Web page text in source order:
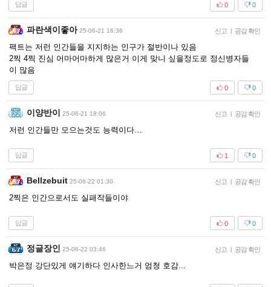
답글 0
0
파란색이좋아 25-06-21 16:36 신고 | 공감 확인
팩트는 저런 인간들을 지지하는 인구가 절반이나 있음
2찍 4찍 진심 어마어마하게 많은거 이게 맞니 싶을정도로 정신병자들
이 많음
답글 0
0
이양반이 25-06-21 18:06 신고 | 공감 확인
저런 인간들만 모으는것도 능력이다…
답글 0
1
Bellzebuit 25-06-22 01:30 신고 | 공감 확인
2찍은 인간으로서도 실패작들이야
답글 0
0
정글장인 25-06-22 03:46 신고 | 공감 확인
박은정 강단있게 얘기하다 인사한느거 엄청 호감...